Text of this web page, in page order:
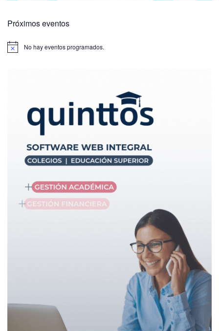
Próximos eventos
No hay eventos programados.